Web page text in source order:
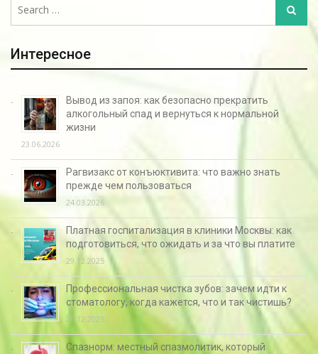
for:
Search
Интересное
Вывод из запоя: как безопасно прекратить
алкогольный спад и вернуться к нормальной
жизни
23.06.2026
Рагвизакс от конъюктивита: что важно знать
прежде чем пользоваться
24.03.2026
Платная госпитализация в клиники Москвы: как
подготовиться, что ожидать и за что вы платите
29.12.2025
Профессиональная чистка зубов: зачем идти к
стоматологу, когда кажется, что и так чистишь?
26.12.2025
Спазнорм: местный спазмолитик, который